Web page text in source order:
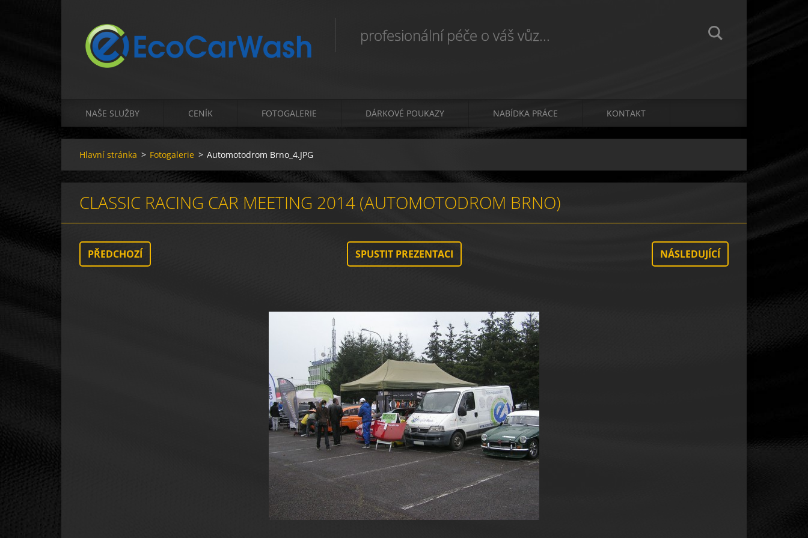
profesionální péče o váš vůz...
NAŠE SLUŽBY CENÍK FOTOGALERIE DÁRKOVÉ POUKAZY NABÍDKA PRÁCE KONTAKT
Hlavní stránka > Fotogalerie > Automotodrom Brno_4.JPG
CLASSIC RACING CAR MEETING 2014 (AUTOMOTODROM BRNO)
PŘEDCHOZÍ SPUSTIT PREZENTACI NÁSLEDUJÍCÍ